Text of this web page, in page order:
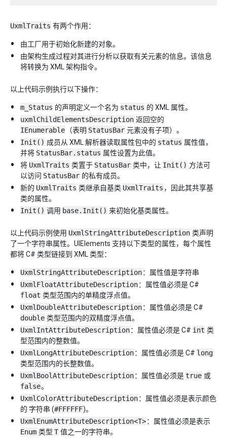
UxmlTraits 有两个作用：
由工厂用于初始化新建的对象。
由架构生成过程对其进行分析以获取有关元素的信息。该信息
将转换为 XML 架构指令。
以上代码示例执行以下操作：
m_Status 的声明定义一个名为 status 的 XML 属性。
uxmlChildElementsDescription 返回空的
IEnumerable （表明 StatusBar 元素没有子项）。
Init() 成员从 XML 解析器读取属性包中的 status 属性值，
并将 StatusBar.status 属性设置为此值。
将 UxmlTraits 类置于 StatusBar 类中，让 Init() 方法可
以访问 StatusBar 的私有成员。
新的 UxmlTraits 类继承自基类 UxmlTraits ，因此其共享基
类的属性。
Init() 调用 base.Init() 来初始化基类属性。
以上代码示例使用 UxmlStringAttributeDescription 类声明
了一个字符串属性。UIElements 支持以下类型的属性，每个属性
都将 C# 类型链接到 XML 类型：
UxmlStringAttributeDescription：属性值是字符串
UxmlFloatAttributeDescription：属性值必须是 C#
float 类型范围内的单精度浮点值。
UxmlDoubleAttributeDescription：属性值必须是 C#
double 类型范围内的双精度浮点值。
UxmlIntAttributeDescription：属性值必须是 C# int 类
型范围内的整数值。
UxmlLongAttributeDescription：属性值必须是 C# long
类型范围内的长整数值。
UxmlBoolAttributeDescription：属性值必须是true 或
false。
UxmlColorAttributeDescription：属性值必须是表示颜色
的 字符串 (#FFFFFF)。
UxmlEnumAttributeDescription<T>：属性值必须是表示
Enum 类型 T 值之一的字符串。